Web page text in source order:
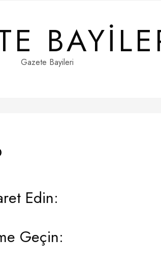
Gazete Bayileri
Edin:
Geçin: